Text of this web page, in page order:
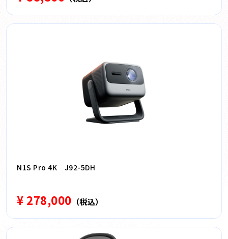
N1S Pro 4K J92-5DH
¥ 278,000 （税込）